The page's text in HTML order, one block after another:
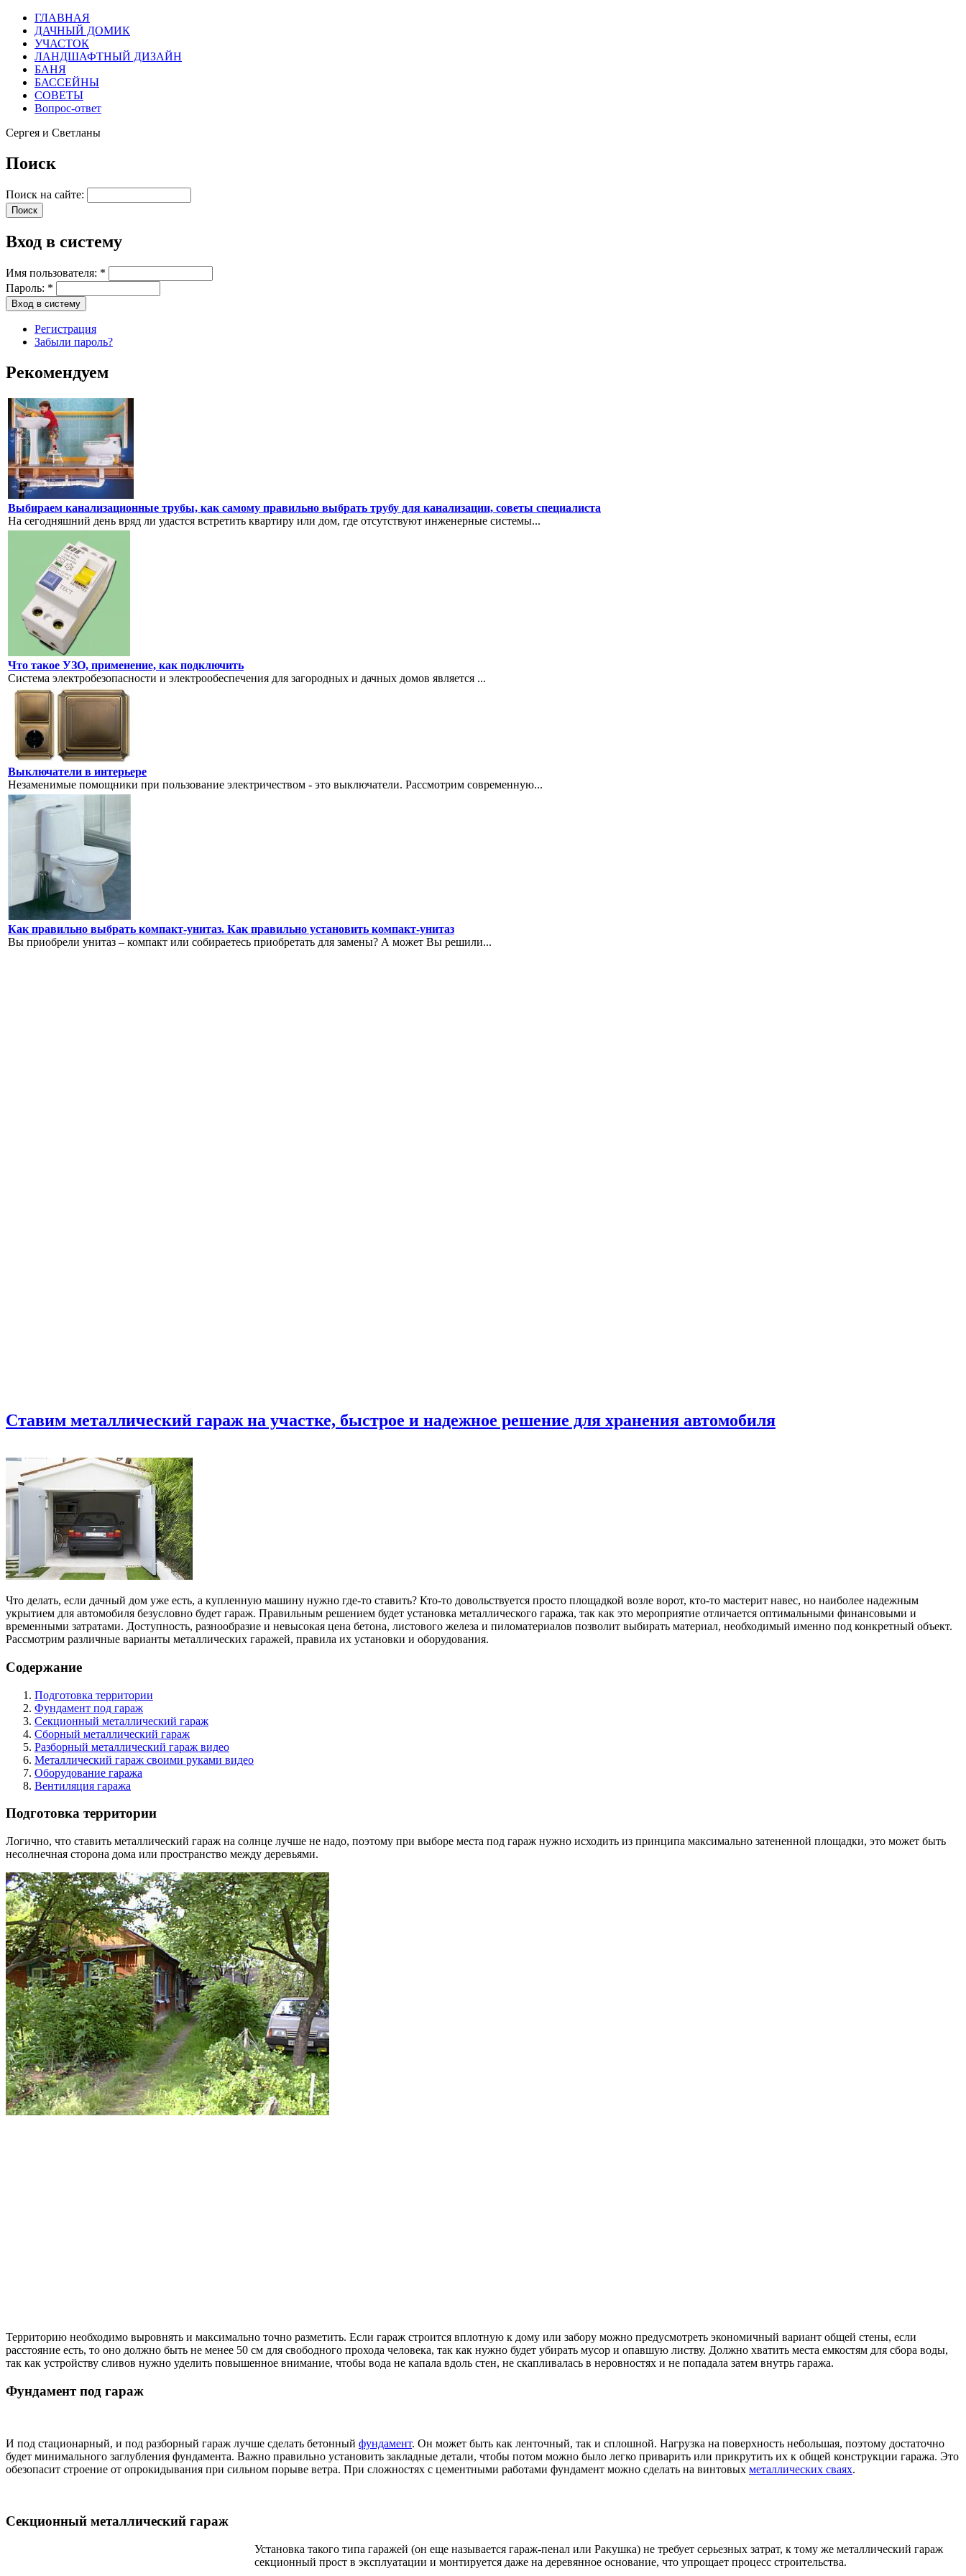
ГЛАВНАЯ
ДАЧНЫЙ ДОМИК
УЧАСТОК
ЛАНДШАФТНЫЙ ДИЗАЙН
БАНЯ
БАССЕЙНЫ
СОВЕТЫ
Вопрос-ответ
Сергея и Светланы
Поиск
Поиск на сайте:
Вход в систему
Имя пользователя: *
Пароль: *
Регистрация
Забыли пароль?
Рекомендуем
Выбираем канализационные трубы, как самому правильно выбрать трубу для канализации, советы специалиста
На сегодняшний день вряд ли удастся встретить квартиру или дом, где отсутствуют инженерные системы...
Что такое УЗО, применение, как подключить
Система электробезопасности и электрообеспечения для загородных и дачных домов является ...
Выключатели в интерьере
Незаменимые помощники при пользование электричеством - это выключатели. Рассмотрим современную...
Как правильно выбрать компакт-унитаз. Как правильно установить компакт-унитаз
Вы приобрели унитаз – компакт или собираетесь приобретать для замены? А может Вы решили...
Ставим металлический гараж на участке, быстрое и надежное решение для хранения автомобиля
Что делать, если дачный дом уже есть, а купленную машину нужно где-то ставить? Кто-то довольствуется просто площадкой возле ворот, кто-то мастерит навес, но наиболее надежным
укрытием для автомобиля безусловно будет гараж. Правильным решением будет установка металлического гаража, так как это мероприятие отличается оптимальными финансовыми и
временными затратами. Доступность, разнообразие и невысокая цена бетона, листового железа и пиломатериалов позволит выбирать материал, необходимый именно под конкретный объект.
Рассмотрим различные варианты металлических гаражей, правила их установки и оборудования.
Содержание
Подготовка территории
Фундамент под гараж
Секционный металлический гараж
Сборный металлический гараж
Разборный металлический гараж видео
Металлический гараж своими руками видео
Оборудование гаража
Вентиляция гаража
Подготовка территории
Логично, что ставить металлический гараж на солнце лучше не надо, поэтому при выборе места под гараж нужно исходить из принципа максимально затененной площадки, это может быть
несолнечная сторона дома или пространство между деревьями.
Территорию необходимо выровнять и максимально точно разметить. Если гараж строится вплотную к дому или забору можно предусмотреть экономичный вариант общей стены, если
расстояние есть, то оно должно быть не менее 50 см для свободного прохода человека, так как нужно будет убирать мусор и опавшую листву. Должно хватить места емкостям для сбора воды,
так как устройству сливов нужно уделить повышенное внимание, чтобы вода не капала вдоль стен, не скапливалась в неровностях и не попадала затем внутрь гаража.
Фундамент под гараж
И под стационарный, и под разборный гараж лучше сделать бетонный фундамент. Он может быть как ленточный, так и сплошной. Нагрузка на поверхность небольшая, поэтому достаточно
будет минимального заглубления фундамента. Важно правильно установить закладные детали, чтобы потом можно было легко приварить или прикрутить их к общей конструкции гаража. Это
обезопасит строение от опрокидывания при сильном порыве ветра. При сложностях с цементными работами фундамент можно сделать на винтовых металлических сваях.
Секционный металлический гараж
Установка такого типа гаражей (он еще называется гараж-пенал или Ракушка) не требует серьезных затрат, к тому же металлический гараж
секционный прост в эксплуатации и монтируется даже на деревянное основание, что упрощает процесс строительства.